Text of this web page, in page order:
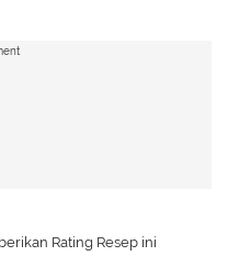
Rating Resep ini